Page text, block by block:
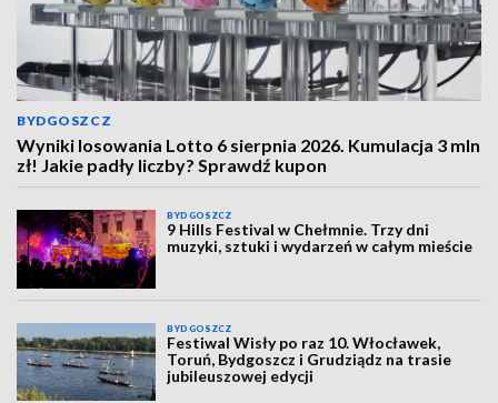
BYDGOSZCZ
Wyniki losowania Lotto 6 sierpnia 2026. Kumulacja 3 mln
zł! Jakie padły liczby? Sprawdź kupon
BYDGOSZCZ
9 Hills Festival w Chełmnie. Trzy dni
muzyki, sztuki i wydarzeń w całym mieście
BYDGOSZCZ
Festiwal Wisły po raz 10. Włocławek,
Toruń, Bydgoszcz i Grudziądz na trasie
jubileuszowej edycji